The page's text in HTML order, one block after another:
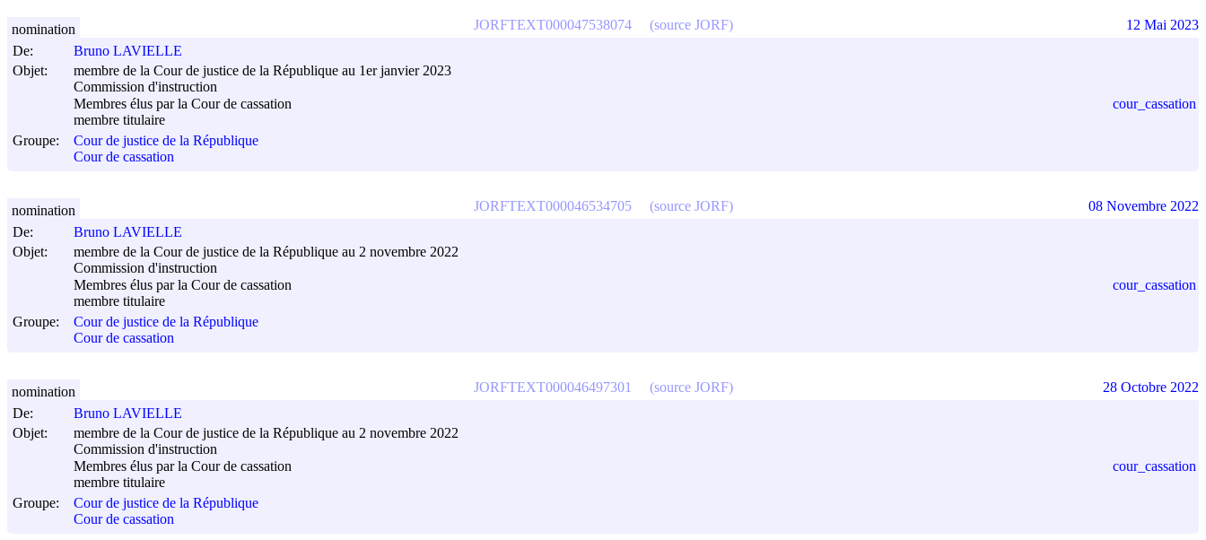
De:
Bruno LAVIELLE
Objet:
membre de la Cour de justice de la République au 1er janvier 2023
Commission d'instruction
Membres élus par la Cour de cassation
membre titulaire
Groupe:
Cour de justice de la République
Cour de cassation
cour_cassation
JORFTEXT000047538074 (source JORF)
nomination 12 Mai 2023
De:
Bruno LAVIELLE
Objet:
membre de la Cour de justice de la République au 2 novembre 2022
Commission d'instruction
Membres élus par la Cour de cassation
membre titulaire
Groupe:
Cour de justice de la République
Cour de cassation
cour_cassation
JORFTEXT000046534705 (source JORF)
nomination 08 Novembre 2022
De:
Bruno LAVIELLE
Objet:
membre de la Cour de justice de la République au 2 novembre 2022
Commission d'instruction
Membres élus par la Cour de cassation
membre titulaire
Groupe:
Cour de justice de la République
Cour de cassation
cour_cassation
JORFTEXT000046497301 (source JORF)
nomination 28 Octobre 2022